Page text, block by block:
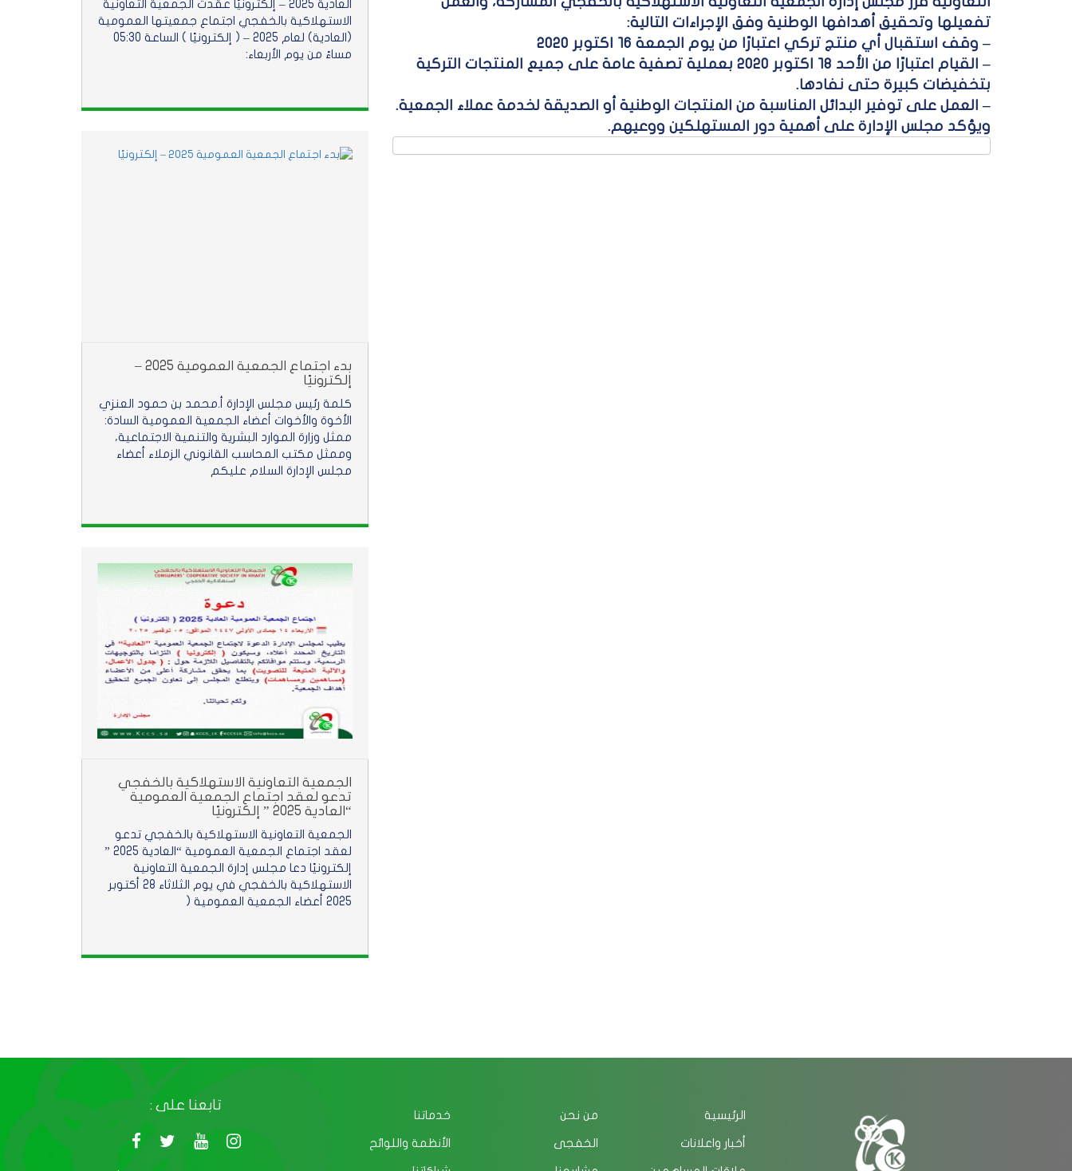
تفعيلها وتحقيق أهدافها الوطنية وفق الإجراءات التالية:
– وقف استقبال أي منتج تركي اعتبارًا من يوم الجمعة ١٦ اكتوبر ٢٠٢٠
– القيام اعتبارًا من الأحد ١٨ اكتوبر ٢٠٢٠ بعملية تصفية عامة على جميع المنتجات التركية
بتخفيضات كبيرة حتى نفادها.
– العمل على توفير البدائل المناسبة من المنتجات الوطنية أو الصديقة لخدمة عملاء الجمعية.
ويؤكد مجلس الإدارة على أهمية دور المستهلكين ووعيهم.
العادية 2025 – إلكترونيًا عقدت الجمعية التعاونية
الاستهلاكية بالخفجي اجتماع جمعيتها العمومية
(العادية) لعام 2025 – ( إلكترونيًا ) الساعة 05:30
مساءً من يوم الأربعاء:
بدء اجتماع الجمعية العمومية 2025 –
إلكترونيًا
كلمة رئيس مجلس الإدارة أ.محمد بن حمود العنزي
الأخوة والأخوات أعضاء الجمعية العمومية السادة:
ممثل وزارة الموارد البشرية والتنمية الاجتماعية،
وممثل مكتب المحاسب القانوني الزملاء أعضاء
مجلس الإدارة السلام عليكم
الجمعية التعاونية الاستهلاكية بالخفجي
تدعو لعقد اجتماع الجمعية العمومية
“العادية 2025 ” إلكترونيًا
الجمعية التعاونية الاستهلاكية بالخفجي تدعو
لعقد اجتماع الجمعية العمومية “العادية 2025 ”
إلكترونيًا دعا مجلس إدارة الجمعية التعاونية
الاستهلاكية بالخفجي في يوم الثلاثاء 28 أكتوبر
2025 أعضاء الجمعية العمومية (
الرئيسية من نحن خدماتنا
أخبار واعلانات الخفجى الأنظمة واللوائح
تابعنا على :